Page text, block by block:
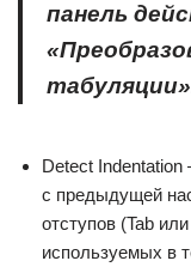
панель
Detect Indentation
с предыдущей
отступов (Tab
используемых в